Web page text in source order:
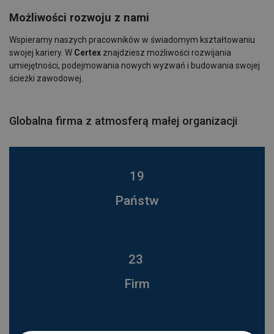
Możliwości rozwoju z nami
Wspieramy naszych pracowników w świadomym kształtowaniu
swojej kariery. W Certex znajdziesz możliwości rozwijania
umiejętności, podejmowania nowych wyzwań i budowania swojej
ścieżki zawodowej.
Globalna firma z atmosferą małej organizacji
19
Państw
23
Firm